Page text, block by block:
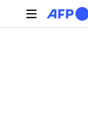
Pasar al contenido
Solapas